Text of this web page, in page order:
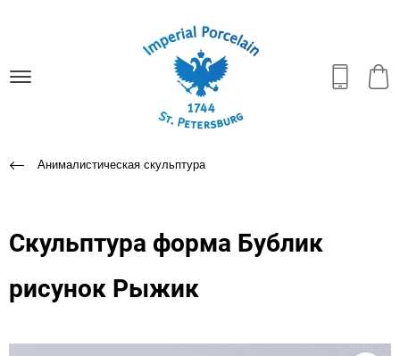
Анималистическая скульптура
Скульптура форма Бублик
рисунок Рыжик